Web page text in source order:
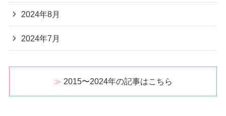
2024年8月
2024年7月
2015〜2024年の記事はこちら